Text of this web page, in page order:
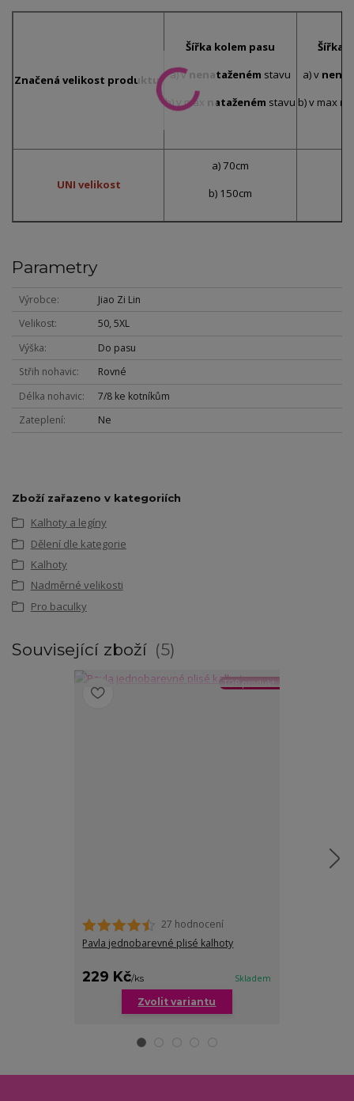
Značená velikost produktu:
Šířka kolem pasu
a) vnenataženém stavu
b) v max nataženém stavu
Šířka
a) v
b) v max
UNI velikost
a) 70cm
b) 150cm
Parametry
Výrobce
Jiao Zi Lin
Velikost
50, 5XL
Výška
Do pasu
Střih nohavic
Rovné
Délka nohavic
7/8 ke kotníkům
Zateplení
Ne
Zboží zařazeno v kategoriích
Kalhoty a legíny
Dělení dle kategorie
Kalhoty
Nadměrné velikosti
Pro baculky
Související zboží 5
TOP produkt
27 hodnocení
Pavla jednobarevné plisé kalhoty
229 Kč/ks Skladem
Zvolit variantu